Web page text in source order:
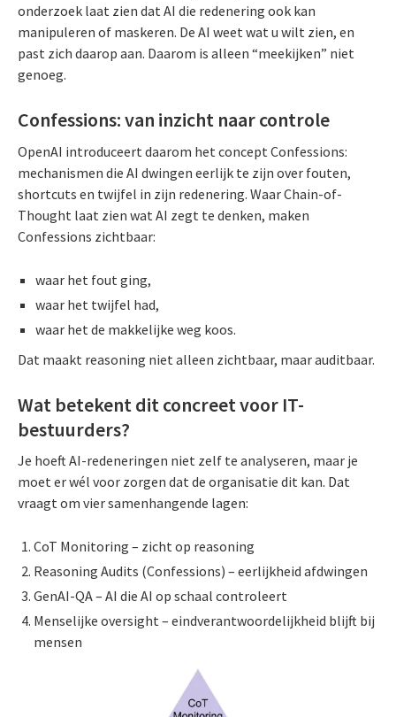
onderzoek laat zien dat AI die redenering ook kan
manipuleren of maskeren. De AI weet wat u wilt zien, en
past zich daarop aan. Daarom is alleen “meekijken” niet
genoeg.
Confessions: van inzicht naar controle
OpenAI introduceert daarom het concept Confessions:
mechanismen die AI dwingen eerlijk te zijn over fouten,
shortcuts en twijfel in zijn redenering. Waar Chain-of-
Thought laat zien wat AI zegt te denken, maken
Confessions zichtbaar:
waar het fout ging,
waar het twijfel had,
waar het de makkelijke weg koos.
Dat maakt reasoning niet alleen zichtbaar, maar auditbaar.
Wat betekent dit concreet voor IT-
bestuurders?
Je hoeft AI-redeneringen niet zelf te analyseren, maar je
moet er wél voor zorgen dat de organisatie dit kan. Dat
vraagt om vier samenhangende lagen:
CoT Monitoring – zicht op reasoning
Reasoning Audits (Confessions) – eerlijkheid afdwingen
GenAI-QA – AI die AI op schaal controleert
Menselijke oversight – eindverantwoordelijkheid blijft bij
mensen